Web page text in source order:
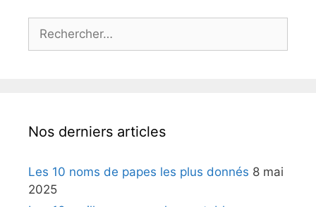
Nos derniers articles
Les 10 noms de papes les plus donnés 8 mai
2025